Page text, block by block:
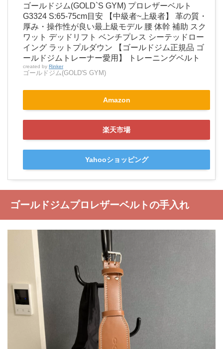
ゴールドジム(GOLD`S GYM) プロレザーベルト
G3324 S:65-75cm目安 【中級者~上級者】 革の質・
厚み・操作性が良い最上級モデル 腰 体幹 補助 スク
ワット デッドリフト ベンチプレス シーテッドロー
イング ラットプルダウン 【ゴールドジム正規品 ゴ
ールドジムトレーナー愛用】 トレーニングベルト
created by Rinker
ゴールドジム(GOLD'S GYM)
Amazon
楽天市場
Yahooショッピング
ゴールドジムプロレザーベルトの手入れ